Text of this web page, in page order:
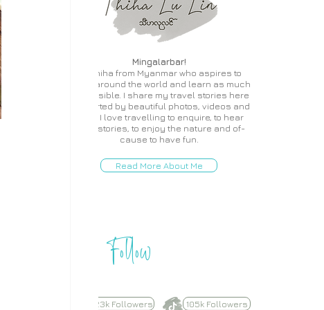
Mingalarbar!
I'm Thiha from Myanmar who aspires to
travel around the world and learn as much
as possible. I share my travel stories here
supported by beautiful photos, videos and
more. I love travelling to enquire, to hear
local stories, to enjoy the nature and of-
cause to have fun.
Read More About Me
Follow
623k Followers 105k Followers